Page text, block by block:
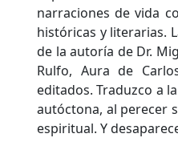
narraciones de vida
históricas y literarias.
de la autoría de Dr.
Rulfo, Aura de
editados. Traduzco a
autóctona, al perecer
espiritual. Y